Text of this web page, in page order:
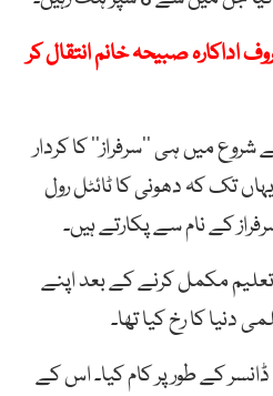
اداکارہ صبیحہ خانم انتقال کر
میں ہی ’’سرفراز‘‘ کا کردار
تک کہ دھونی کا ٹائٹل رول
کے نام سے پکارتے ہیں۔
مکمل کرنے کے بعد اپنے
کا رخ کیا تھا۔
کے طور پر کام کیا۔ اس کے